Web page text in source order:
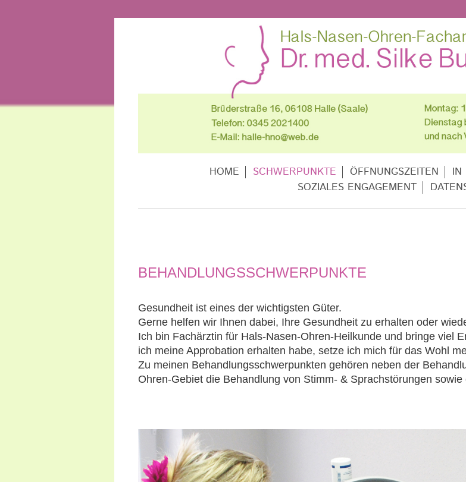
HOME SCHWERPUNKTE ÖFFNUNGSZEITEN IN
SOZIALES ENGAGEMENT
BEHANDLUNGSSCHWERPUNKTE
Gesundheit ist eines der wichtigsten Güter.
Gerne helfen wir Ihnen dabei, Ihre Gesundheit zu erhalten oder
Ich bin Fachärztin für Hals-Nasen-Ohren-Heilkunde und bringe viel
ich meine Approbation erhalten habe, setze ich mich für das Wohl
Zu meinen Behandlungsschwerpunkten gehören neben der
Ohren-Gebiet die Behandlung von Stimm- & Sprachstörungen sowie